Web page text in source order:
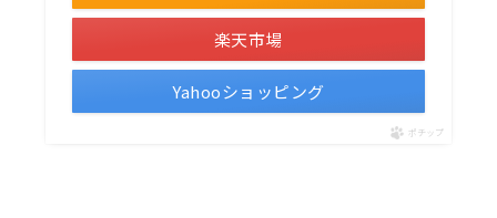
楽天市場
Yahooショッピング
ポチップ